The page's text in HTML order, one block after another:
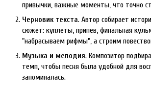
привычки, важные моменты, что точно
Черновик текста. Автор собирает
сюжет: куплеты, припев, финальная
"набрасываем рифмы", а строим
Музыка и мелодия. Композитор
темп, чтобы песня была удобной для
запоминалась.